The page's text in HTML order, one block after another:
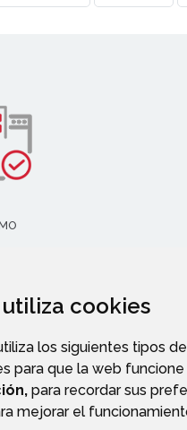
utiliza cookies
los siguientes tipos
para que la web
para recordar sus
mejorar el